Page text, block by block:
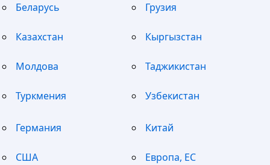
Беларусь Грузия
Казахстан Кыргызстан
Молдова Таджикистан
Туркмения Узбекистан
Германия Китай
США Европа, ЕС